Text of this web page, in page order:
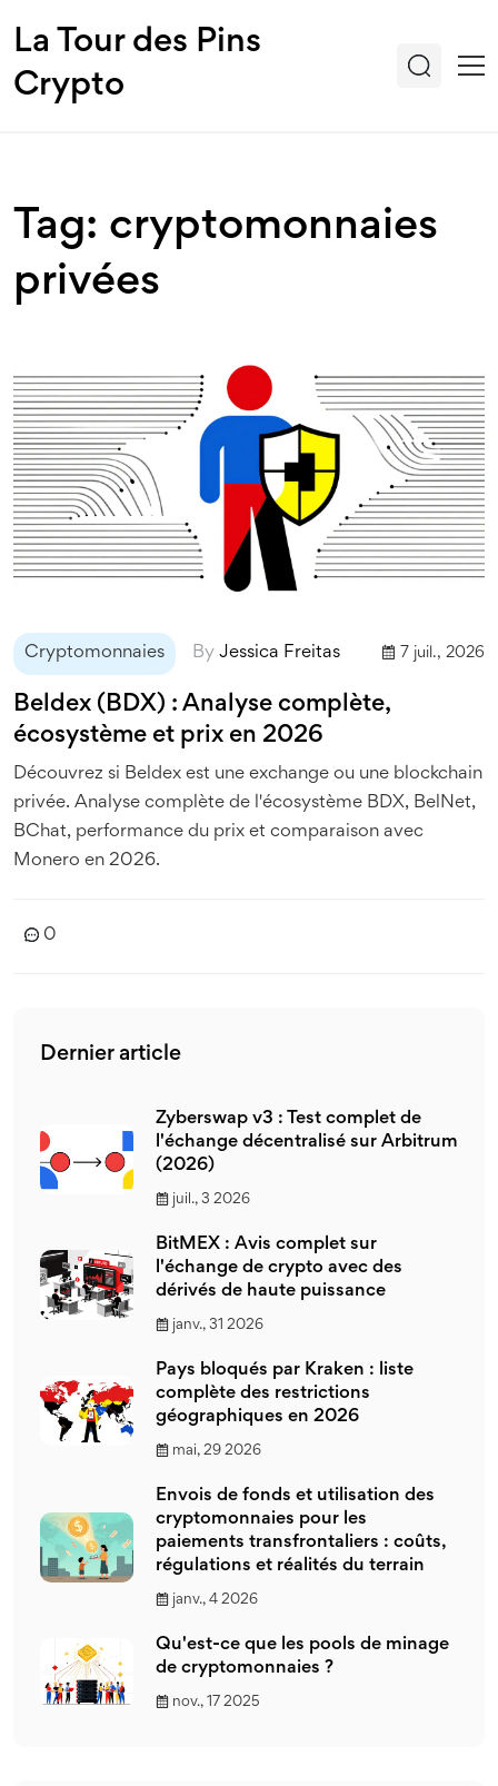
La Tour des Pins
Crypto
Tag: cryptomonnaies
privées
Cryptomonnaies By Jessica Freitas 7 juil., 2026
Beldex (BDX) : Analyse complète,
écosystème et prix en 2026
Découvrez si Beldex est une exchange ou une blockchain
privée. Analyse complète de l'écosystème BDX, BelNet,
BChat, performance du prix et comparaison avec
Monero en 2026.
0
Dernier article
Zyberswap v3 : Test complet de
l'échange décentralisé sur Arbitrum
(2026)
juil., 3 2026
BitMEX : Avis complet sur
l'échange de crypto avec des
dérivés de haute puissance
janv., 31 2026
Pays bloqués par Kraken : liste
complète des restrictions
géographiques en 2026
mai, 29 2026
Envois de fonds et utilisation des
cryptomonnaies pour les
paiements transfrontaliers : coûts,
régulations et réalités du terrain
janv., 4 2026
Qu'est-ce que les pools de minage
de cryptomonnaies ?
nov., 17 2025